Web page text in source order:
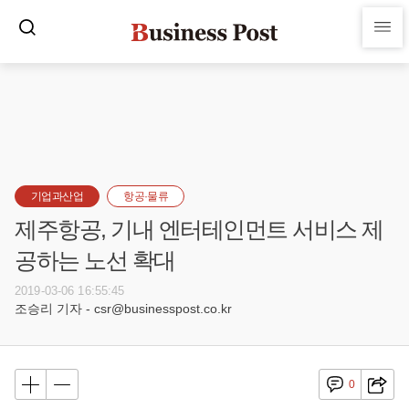
기업과산업 항공·물류
제주항공, 기내 엔터테인먼트 서비스 제
공하는 노선 확대
2019-03-06 16:55:45
조승리 기자 - csr@businesspost.co.kr
0